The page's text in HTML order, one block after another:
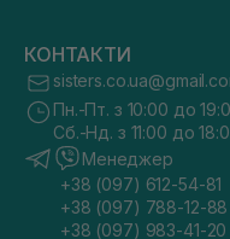
КОНТАКТИ
Пн.-Пт. з 10:00 до
Сб.-Нд. з 11:00 до
Менеджер
+38 (097) 612-54-81
+38 (097) 788-12-88
+38 (097) 983-41-20